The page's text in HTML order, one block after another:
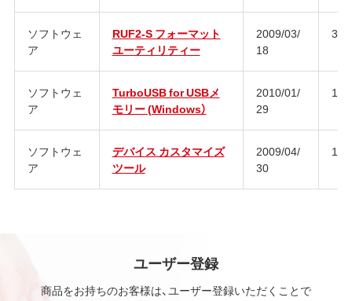
ソフトウェ
ア
RUF2-S フォーマット
ユーティリティー
2009/03/
18
ソフトウェ
ア
TurboUSB for USBメ
モリー (Windows）
2010/01/
29
ソフトウェ
ア
デバイス カスタマイズ
ツール
2009/04/
30
ユーザー登録
商品をお持ちのお客様は、ユーザー登録いただくことで